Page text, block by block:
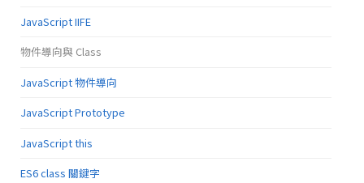
JavaScript IIFE
物件導向與 Class
JavaScript 物件導向
JavaScript Prototype
JavaScript this
ES6 class 關鍵字